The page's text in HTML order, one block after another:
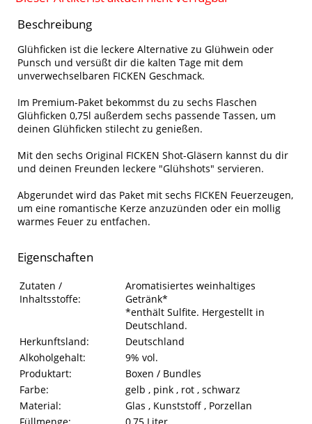
Beschreibung
Glühficken ist die leckere Alternative zu Glühwein oder
Punsch und versüßt dir die kalten Tage mit dem
unverwechselbaren FICKEN Geschmack.
Im Premium-Paket bekommst du zu sechs Flaschen
Glühficken 0,75l außerdem sechs passende Tassen, um
deinen Glühficken stilecht zu genießen.
Mit den sechs Original FICKEN Shot-Gläsern kannst du dir
und deinen Freunden leckere "Glühshots" servieren.
Abgerundet wird das Paket mit sechs FICKEN Feuerzeugen,
um eine romantische Kerze anzuzünden oder ein mollig
warmes Feuer zu entfachen.
Eigenschaften
Eigenschaften des Produkts
Eigenschaft
Zutaten /
Inhaltsstoffe:
Aromatisiertes weinhaltiges
Getränk*
*enthält Sulfite. Hergestellt in
Deutschland.
Herkunftsland:
Deutschland
Alkoholgehalt:
9% vol.
Produktart:
Boxen / Bundles
Farbe:
gelb , pink , rot , schwarz
Material:
Glas , Kunststoff , Porzellan